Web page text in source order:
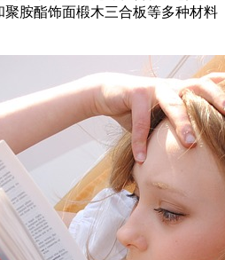
胺酯饰面椴木三合板等多种材料